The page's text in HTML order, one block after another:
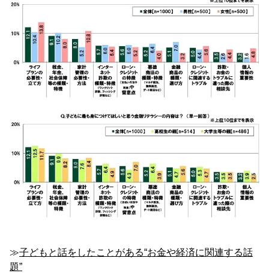
≫子どもと話をしたことがある“お金や経済に関連する話
題”